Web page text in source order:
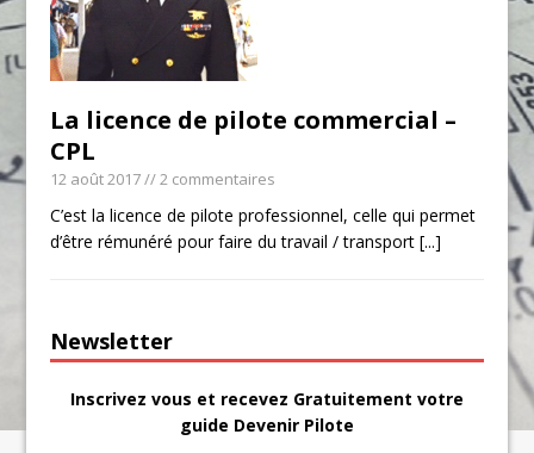
La licence de pilote commercial –
CPL
12 août 2017// 2 commentaires
C’est la licence de pilote professionnel, celle qui permet
d’être rémunéré pour faire du travail / transport[...]
Newsletter
Inscrivez vous et recevez Gratuitement votre
guide Devenir Pilote